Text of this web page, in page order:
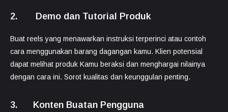
2. Demo dan Tutorial Produk
Buat reels yang menawarkan instruksi terperinci atau contoh
cara menggunakan barang dagangan kamu. Klien potensial
dapat melihat produk Kamu beraksi dan menghargai nilainya
dengan cara ini. Sorot kualitas dan keunggulan penting.
3. Konten Buatan Pengguna